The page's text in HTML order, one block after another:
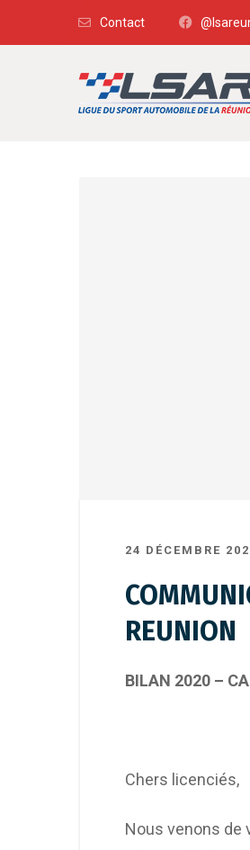
Contact
24 DÉCEMBRE
REUNION
BILAN 2020 –
Chers licenciés,
Nous venons de